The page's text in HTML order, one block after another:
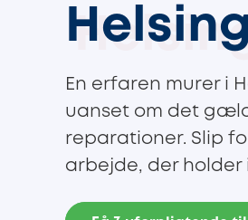
En erfaren murer i
uanset om det
reparationer. Slip
arbejde, der holder